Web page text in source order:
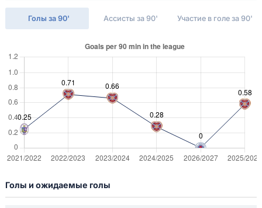
Голы за 90' Ассисты за 90' Участие в голе за 90'
Голы и ожидаемые голы